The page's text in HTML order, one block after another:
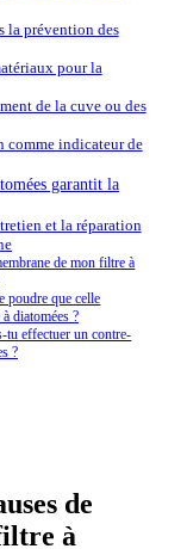
la prévention des
pour la
de la cuve ou des
comme indicateur de
garantit la
et la réparation
de mon filtre à
poudre que celle
diatomées ?
tu effectuer un contre-
?
de
à